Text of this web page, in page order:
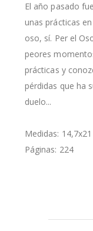
imágenes
El año pasado
unas prácticas
oso, sí. Per el
peores
prácticas y
pérdidas que ha
duelo...
Medidas: 14,7x21
Páginas: 224